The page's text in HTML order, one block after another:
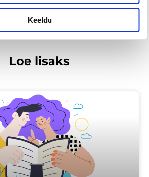
Keeldu
Loe lisaks